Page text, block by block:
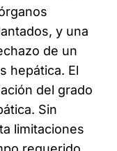
y una
de un
hepática. El
del grado
Sin
limitaciones